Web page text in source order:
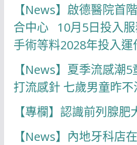
【News】啟德醫院首
合中心 10月5日投入
手術等料2028年投入運
【News】夏季流感潮
打流感針 七歲男童昨不
【專欄】認識前列腺肥
【News】內地牙科